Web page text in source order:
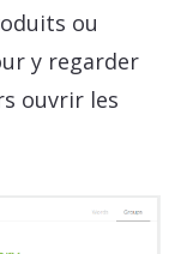
ou
y regarder
ouvrir les